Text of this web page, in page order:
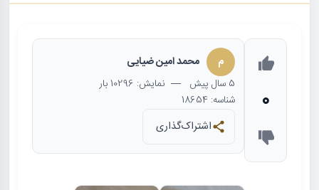
0
م محمد امین ضیایی
5 سال پیش — نمایش: 10296 بار
شناسه: 18654
اشتراک‌گذاری